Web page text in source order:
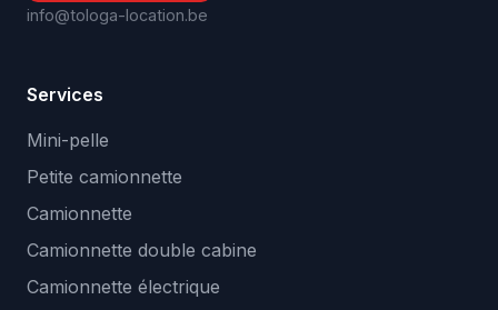
info@tologa-location.be
Services
Mini-pelle
Petite camionnette
Camionnette
Camionnette double cabine
Camionnette électrique